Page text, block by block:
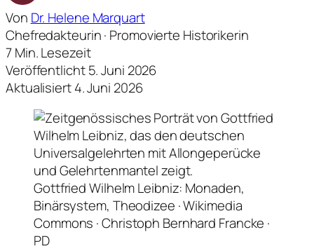
Von Dr. Helene Marquart
Chefredakteurin · Promovierte Historikerin
7 Min. Lesezeit
Veröffentlicht 5. Juni 2026
Aktualisiert 4. Juni 2026
Gottfried Wilhelm Leibniz: Monaden,
Binärsystem, Theodizee · Wikimedia
Commons · Christoph Bernhard Francke ·
PD